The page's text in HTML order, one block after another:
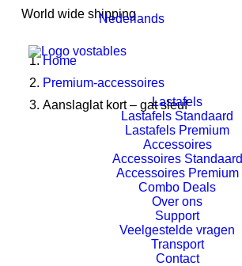
World wide shipping
Nederlands
Lastafels
Lastafels Standaard
Lastafels Premium
Accessoires
Accessoires Standaard
Accessoires Premium
Combo Deals
Over ons
Support
Veelgestelde vragen
Transport
Contact
Home
Premium-accessoires
Aanslaglat kort – gat sleuf